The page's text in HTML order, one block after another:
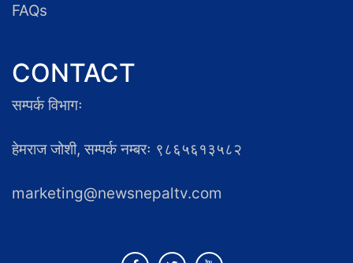
FAQs
CONTACT
सम्पर्क विभागः
हेमराज जोशी, सम्पर्क नम्बरः ९८६५६१३५८२
marketing@newsnepaltv.com